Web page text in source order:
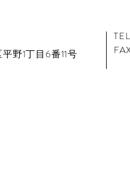
野1丁目6番11号